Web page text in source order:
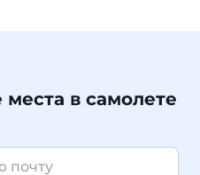
в самолете